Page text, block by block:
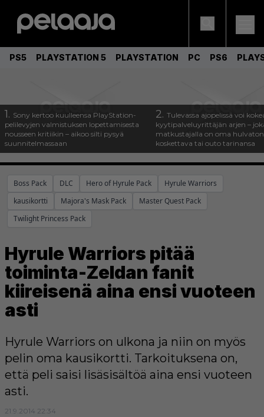
PS5 PLAYSTATION 5 PLAYSTATION PC PS6
1. Sony kertoo kuulleensa PlayStation-
pelilevyjen valmistuksen lopettamisesta
nousseen kritiikin – aikoo silti pysyä
suunnitelmassaan
2. Tulevassa ajopelissä voi
kyytipalveluyrittäjän arjen –
matkustajalla on oma
koskettava tai outo tarinansa
Boss Pack DLC Hero of Hyrule Pack
Hyrule Warriors
kausikortti
Majora's Mask Pack
Master Quest Pack
Twilight Princess Pack
Hyrule Warriors pitää
toiminta-Zeldan fanit
kiireisenä aina ensi vuoteen
asti
Hyrule Warriors on ulkona ja niin on myös
pelin oma kausikortti. Tarkoituksena on,
että peli saisi lisäsisältöä aina ensi vuoteen
asti.
21.9.2014 22:34